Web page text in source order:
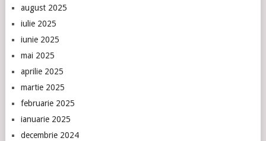
august 2025
iulie 2025
iunie 2025
mai 2025
aprilie 2025
martie 2025
februarie 2025
ianuarie 2025
decembrie 2024